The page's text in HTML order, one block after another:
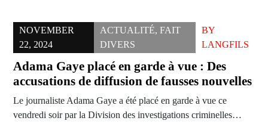
NOVEMBER
22, 2024
ACTUALITÉ, FAIT
DIVERS
BY
LANGFILS
Adama Gaye placé en garde à vue : Des
accusations de diffusion de fausses nouvelles
Le journaliste Adama Gaye a été placé en garde à vue ce
vendredi soir par la Division des investigations criminelles…